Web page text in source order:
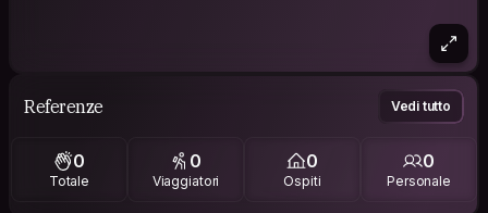
Referenze Vedi tutto
0
Totale
0
Viaggiatori
0
Ospiti
0
Personale